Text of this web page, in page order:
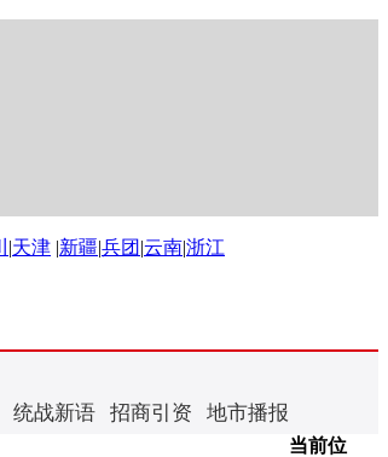
|天津 |新疆|兵团 |云南|浙江
统战新语 招商引资 地市播报
当前位